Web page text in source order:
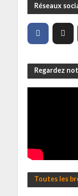
Réseaux
Regardez
Toutes les